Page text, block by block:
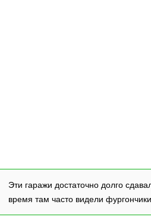
Эти гаражи достаточно долго
время там часто видели